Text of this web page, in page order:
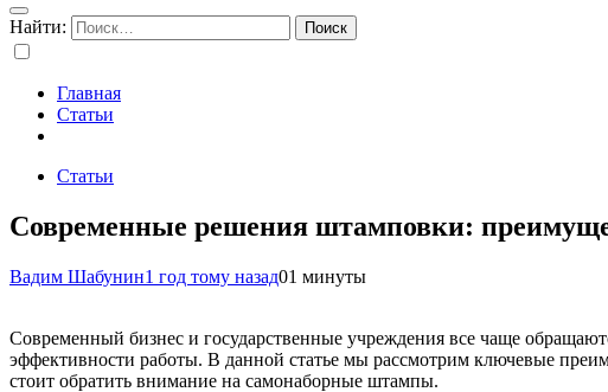
Найти:
Главная
Статьи
Статьи
Современные решения штамповки:
Вадим Шабунин1 год тому назад01 минуты
Современный бизнес и государственные учреждения все чаще
эффективности работы. В данной статье мы рассмотрим ключевые
стоит обратить внимание на самонаборные штампы.